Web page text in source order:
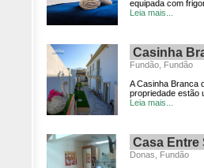
equipada com
Leia mais...
Casinha
Fundão, Fundão
A Casinha Branca
propriedade estão
Leia mais...
Casa Entre
Donas, Fundão